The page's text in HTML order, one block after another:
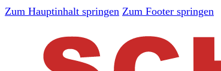
Zum Hauptinhalt springen Zum Footer springen